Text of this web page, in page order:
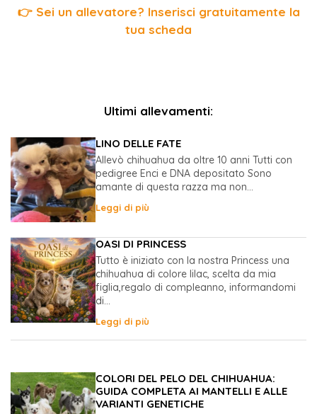
👉 Sei un allevatore? Inserisci gratuitamente la
tua scheda
Ultimi allevamenti:
LINO DELLE FATE
Allevò chihuahua da oltre 10 anni Tutti con
pedigree Enci e DNA depositato Sono
amante di questa razza ma non...
Leggi di più
OASI DI PRINCESS
Tutto è iniziato con la nostra Princess una
chihuahua di colore lilac, scelta da mia
figlia,regalo di compleanno, informandomi
di...
Leggi di più
COLORI DEL PELO DEL CHIHUAHUA:
GUIDA COMPLETA AI MANTELLI E ALLE
VARIANTI GENETICHE